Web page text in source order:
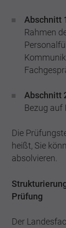
Abschnitt
Rahmen
Abschnitt
Bezug auf
Die
heißt, Sie
absolvieren.
Prüfung
Der